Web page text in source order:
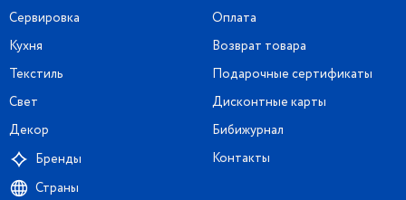
Сервировка
Кухня
Текстиль
Свет
Декор
Бренды
Страны
Оплата
Возврат товара
Подарочные сертификаты
Дисконтные карты
Бибижурнал
Контакты